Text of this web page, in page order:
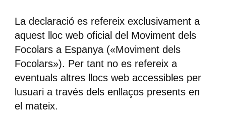
La declaració es refereix exclusivament a
aquest lloc web oficial del Moviment dels
Focolars a Espanya («Moviment dels
Focolars»). Per tant no es refereix a
eventuals altres llocs web accessibles per
lusuari a través dels enllaços presents en
el mateix.